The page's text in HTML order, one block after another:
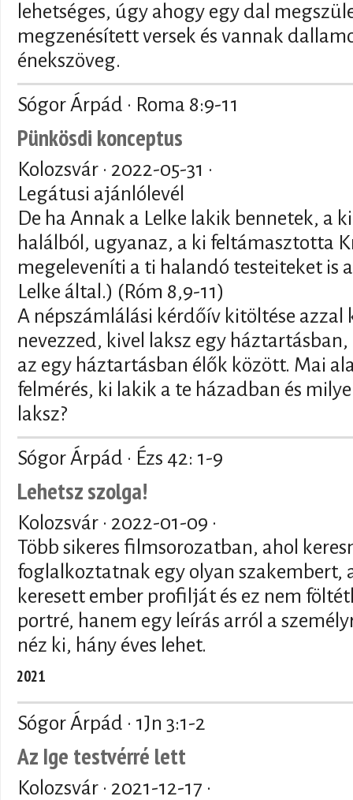
lehetséges, úgy ahogy egy dal
megzenésített versek és vannak
énekszöveg.
Sógor Árpád · Roma 8:9-11
Pünkösdi konceptus
Kolozsvár · 2022-05-31 ·
Legátusi ajánlólevél
De ha Annak a Lelke lakik bennetek, a
halálból, ugyanaz, a ki feltámasztotta
megeleveníti a ti halandó testeiteket is
Lelke által.) (Róm 8,9-11)
A népszámlálási kérdőív kitöltése
nevezzed, kivel laksz egy
az egy háztartásban élők között. Mai
felmérés, ki lakik a te házadban és
laksz?
Sógor Árpád · Ézs 42: 1-9
Lehetsz szolga!
Kolozsvár · 2022-01-09 ·
Több sikeres filmsorozatban, ahol
foglalkoztatnak egy olyan szakembert,
keresett ember profilját és ez nem
portré, hanem egy leírás arról a
néz ki, hány éves lehet.
2021
Sógor Árpád · 1Jn 3:1-2
Az Ige testvérré lett
Kolozsvár · 2021-12-17 ·